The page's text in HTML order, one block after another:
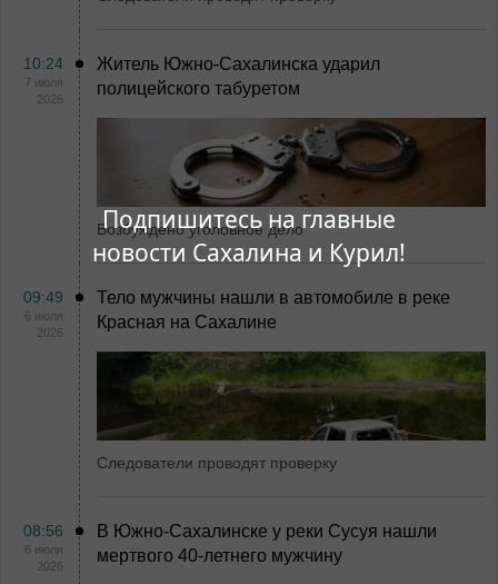
Подпишитесь на главные
новости Сахалина и Курил!
10:24
7 июля
2026
Житель Южно-Сахалинска ударил
полицейского табуретом
Возбуждено уголовное дело
09:49
6 июля
2026
Тело мужчины нашли в автомобиле в реке
Красная на Сахалине
Следователи проводят проверку
08:56
6 июля
2026
В Южно-Сахалинске у реки Сусуя нашли
мертвого 40-летнего мужчину